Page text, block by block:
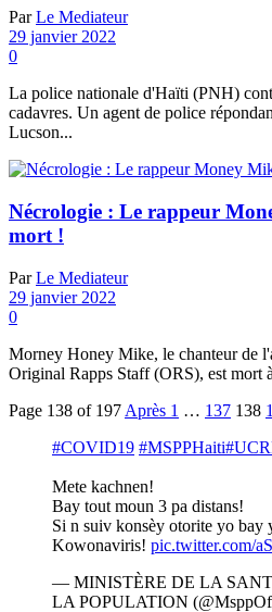
Par Le Mediateur
29 janvier 2022
0
La police nationale d'Haïti (PNH)
cadavres. Un agent de police
Lucson...
Nécrologie : Le rappeur
mort !
Par Le Mediateur
29 janvier 2022
0
Morney Honey Mike, le chanteur de
Original Rapps Staff (ORS), est mort
Page 138 of 197 Après 1 … 137 138
#COVID19 #MSPPHaiti
Mete kachnen!
Bay tout moun 3 pa distans!
Si n suiv konsèy otorite yo bay
Kowonaviris! pic.twitter.com/
— MINISTÈRE DE LA
LA POPULATION